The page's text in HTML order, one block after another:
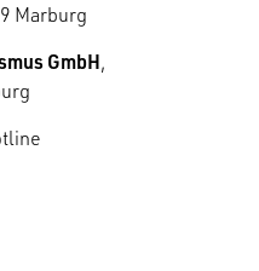
Marburg
GmbH,